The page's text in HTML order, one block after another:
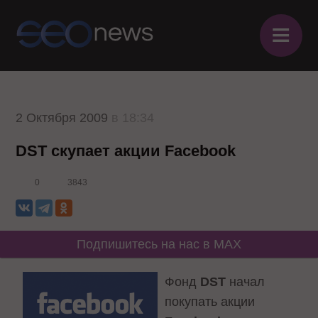
≡
2 Октября 2009
DST скупает акции Facebook
0 3843
Подпишитесь на нас в MAX
Фонд DST начал
покупать акции